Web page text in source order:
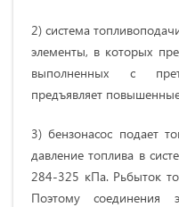
2) система
элементы, в которых
выполненных с
предъявляет
3) бензонасос подает
давление топлива в
284-325 кПа. Рьбыток
Поэтому соединения